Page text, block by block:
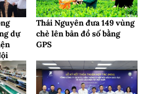
dự
Thái Nguyên đưa 149 vùng
chè lên bản đồ số bằng
GPS